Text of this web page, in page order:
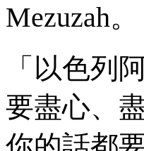
Mezuzah。
「以色列
要盡心、